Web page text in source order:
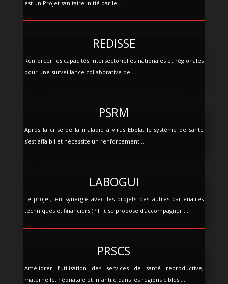
est un Projet sanitaire initié par le ...
REDISSE
Renforcer les capacités intersectorielles nationales et régionales
pour une surveillance collaborative de ...
PSRM
Après la crise de la maladie à virus Ebola, le système de santé
s’est affaibli et nécessite un renforcement ...
LABOGUI
Le projet, en synergie avec les projets des autres partenaires
techniques et financiers (PTF), se propose d’accompagner ...
PRSCS
Améliorer l’utilisation des services de santé reproductive,
maternelle, néonatale et infantile dans les régions cibles ...